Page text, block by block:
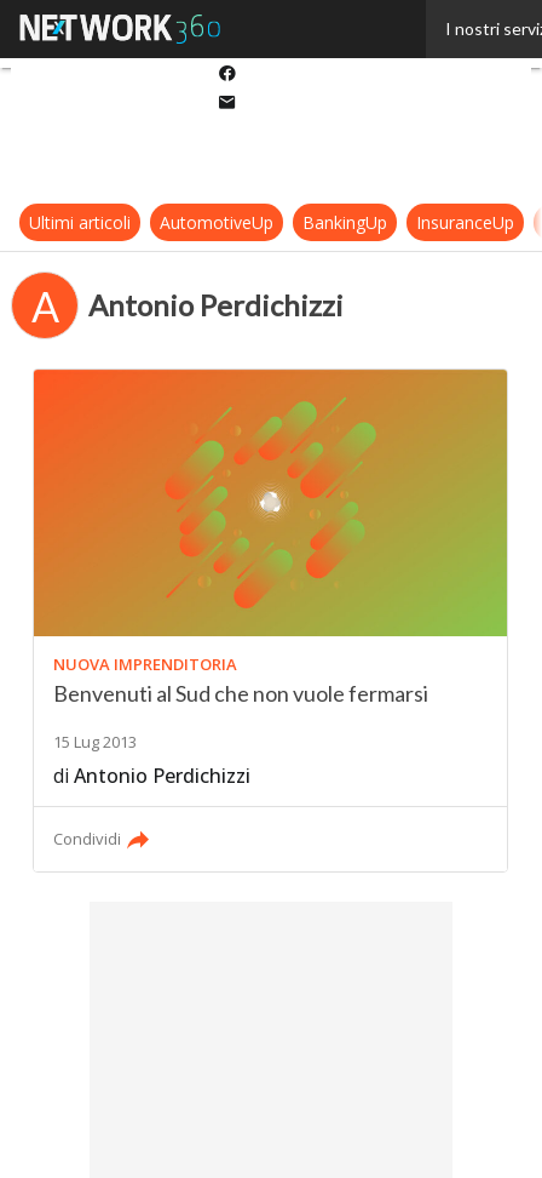
I nostri
Ultimi articoli AutomotiveUp BankingUp InsuranceUp
A Antonio Perdichizzi
NUOVA IMPRENDITORIA
Benvenuti al Sud che non vuole fermarsi
15 Lug 2013
diAntonio Perdichizzi
Condividi